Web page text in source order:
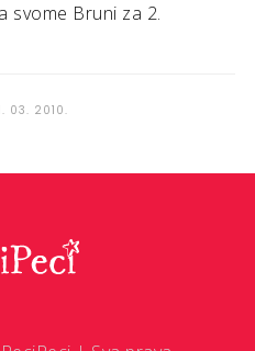
svome Bruni za 2.
03. 2010.